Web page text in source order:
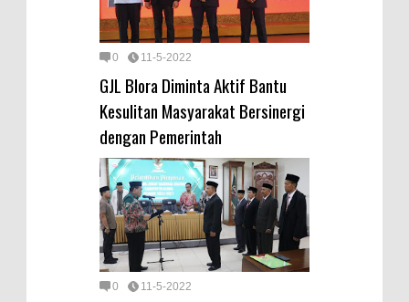
0 11-5-2022
GJL Blora Diminta Aktif Bantu
Kesulitan Masyarakat Bersinergi
dengan Pemerintah
0 11-5-2022